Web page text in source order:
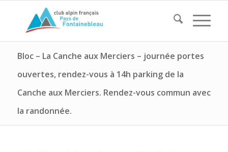
Bloc – La Canche aux Merciers – journée portes
ouvertes, rendez-vous à 14h parking de la
Canche aux Merciers. Rendez-vous commun avec
la randonnée.